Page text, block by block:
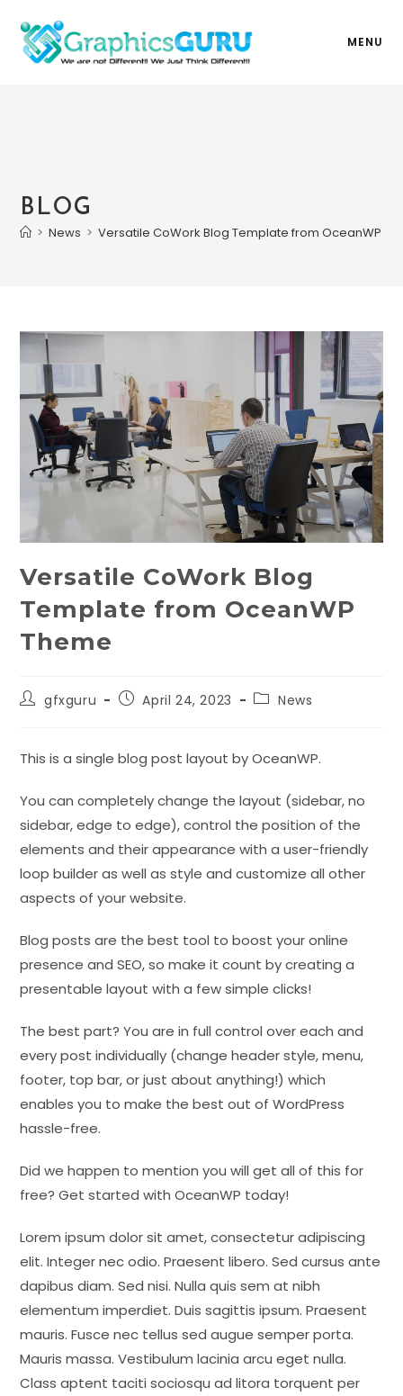
MENU
BLOG
> News > Versatile CoWork Blog Template from OceanWP
Versatile CoWork Blog
Template from OceanWP
Theme
gfxguru April 24, 2023 News
This is a single blog post layout by OceanWP.
You can completely change the layout (sidebar, no
sidebar, edge to edge), control the position of the
elements and their appearance with a user-friendly
loop builder as well as style and customize all other
aspects of your website.
Blog posts are the best tool to boost your online
presence and SEO, so make it count by creating a
presentable layout with a few simple clicks!
The best part? You are in full control over each and
every post individually (change header style, menu,
footer, top bar, or just about anything!) which
enables you to make the best out of WordPress
hassle-free.
Did we happen to mention you will get all of this for
free? Get started with OceanWP today!
Lorem ipsum dolor sit amet, consectetur adipiscing
elit. Integer nec odio. Praesent libero. Sed cursus ante
dapibus diam. Sed nisi. Nulla quis sem at nibh
elementum imperdiet. Duis sagittis ipsum. Praesent
mauris. Fusce nec tellus sed augue semper porta.
Mauris massa. Vestibulum lacinia arcu eget nulla.
Class aptent taciti sociosqu ad litora torquent per